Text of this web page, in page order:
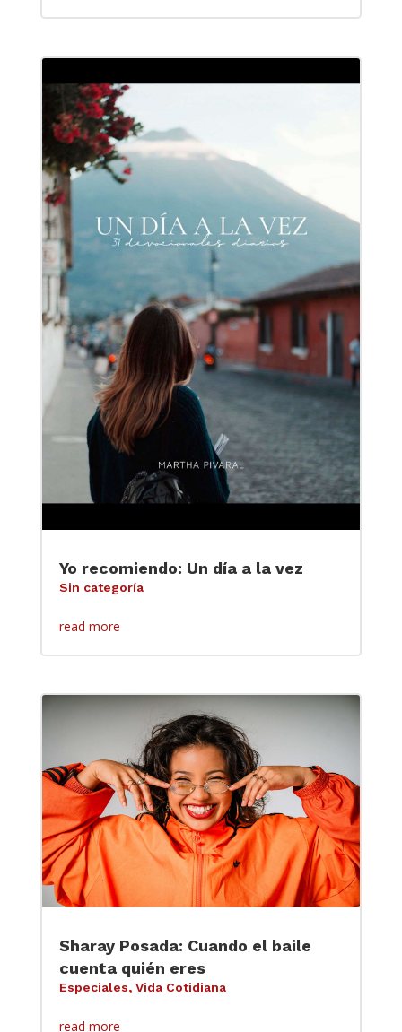
Yo recomiendo: Un día a la vez
Sin categoría
read more
Sharay Posada: Cuando el baile
cuenta quién eres
Especiales, Vida Cotidiana
read more